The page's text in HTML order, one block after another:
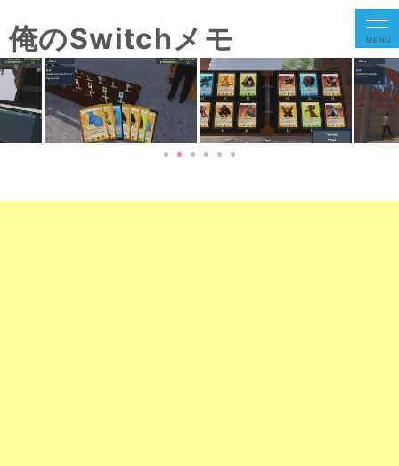
俺のSwitchメモ MENU